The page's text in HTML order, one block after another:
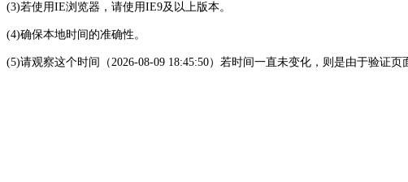
(3)若使用IE浏览器，请使用IE9及以上版本。
(4)确保本地时间的准确性。
(5)请观察这个时间（2026-08-09 18:45:50）若时间一直未变化，则是由于验证页